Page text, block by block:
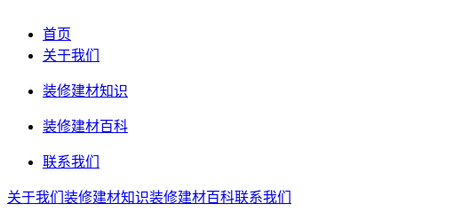
首页
关于我们
装修建材知识
装修建材百科
联系我们
关于我们 装修建材知识装修建材百科联系我们